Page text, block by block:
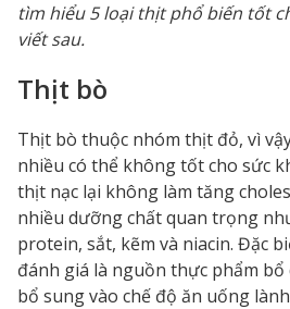
tìm hiểu 5 loại thịt phổ biến tốt
viết sau.
Thịt bò
Thịt bò thuộc nhóm thịt đỏ, vì
nhiều có thể không tốt cho sức
thịt nạc lại không làm tăng
nhiều dưỡng chất quan trọng
protein, sắt, kẽm và niacin. Đặc
đánh giá là nguồn thực phẩm
bổ sung vào chế độ ăn uống